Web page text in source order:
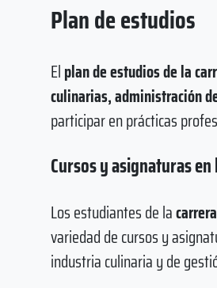
Plan de estudios
Elplan de estudios de la
culinarias, administración
participar en prácticas
Cursos y asignaturas
Los estudiantes de la
variedad de cursos y
industria culinaria y de